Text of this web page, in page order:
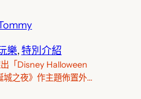
樂, 特別介紹
「Disney Halloween
之夜》作主題佈置外…